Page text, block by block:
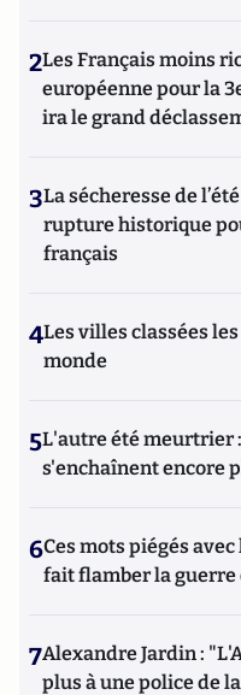
2Les Français moins
européenne pour la
ira le grand
3La sécheresse de
rupture historique
français
4Les villes classées
monde
5L'autre été meurtrier
s'enchaînent encore
6Ces mots piégés
fait flamber la guerre
7Alexandre Jardin :
plus à une police de